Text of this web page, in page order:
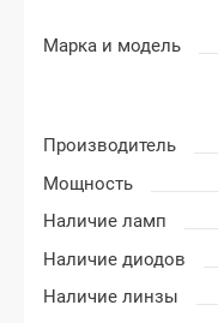
Марка и модель
Производитель
Мощность
Наличие ламп
Наличие диодов
Наличие линзы